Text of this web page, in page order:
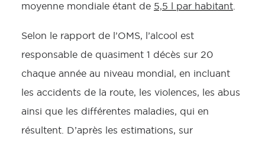
moyenne mondiale étant de 5,5 l par habitant
Selon le rapport de l’OMS, l’alcool est
responsable de quasiment 1 décès sur 20
chaque année au niveau mondial, en incluant
les accidents de la route, les violences, les abus
ainsi que les différentes maladies, qui en
résultent. D’après les estimations, sur